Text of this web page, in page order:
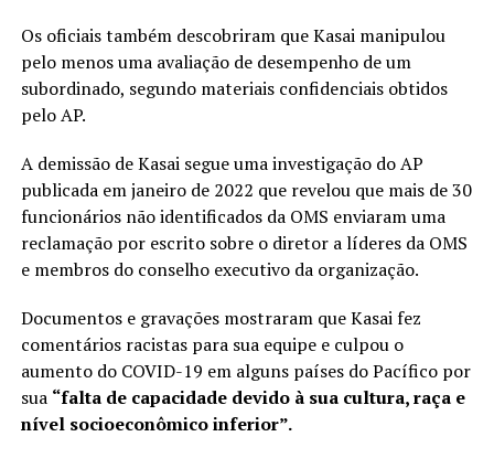
Os oficiais também descobriram que Kasai manipulou
pelo menos uma avaliação de desempenho de um
subordinado, segundo materiais confidenciais obtidos
pelo AP.
A demissão de Kasai segue uma investigação do AP
publicada em janeiro de 2022 que revelou que mais de 30
funcionários não identificados da OMS enviaram uma
reclamação por escrito sobre o diretor a líderes da OMS
e membros do conselho executivo da organização.
Documentos e gravações mostraram que Kasai fez
comentários racistas para sua equipe e culpou o
aumento do COVID-19 em alguns países do Pacífico por
sua “falta de capacidade devido à sua cultura, raça e
nível socioeconômico inferior”.